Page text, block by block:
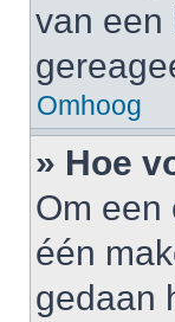
van een
Omhoog
» Hoe
Om een
één
gedaan